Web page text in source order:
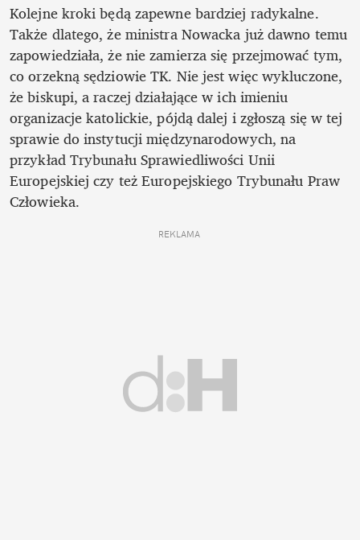
Kolejne kroki będą zapewne bardziej radykalne.
Także dlatego, że ministra Nowacka już dawno temu
zapowiedziała, że nie zamierza się przejmować tym,
co orzekną sędziowie TK. Nie jest więc wykluczone,
że biskupi, a raczej działające w ich imieniu
organizacje katolickie, pójdą dalej i zgłoszą się w tej
sprawie do instytucji międzynarodowych, na
przykład Trybunału Sprawiedliwości Unii
Europejskiej czy też Europejskiego Trybunału Praw
Człowieka.
REKLAMA